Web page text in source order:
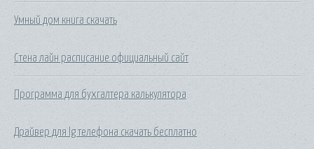
Умный дом книга скачать
Стена лайн расписание официальный сайт
Программа для бухгалтера калькулятора
Драйвер для lg телефона скачать бесплатно